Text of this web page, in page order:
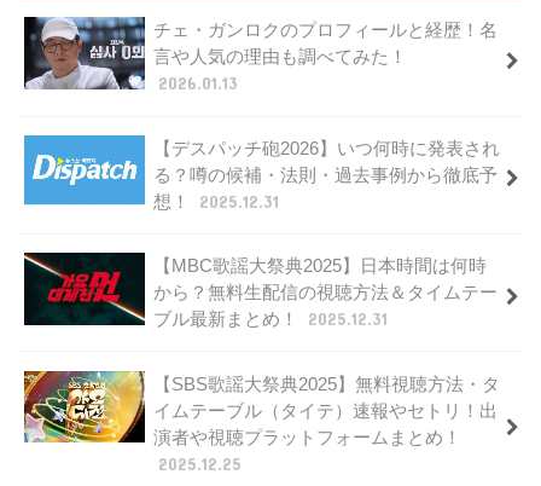
チェ・ガンロクのプロフィールと経歴！名
言や人気の理由も調べてみた！
2026.01.13
【デスパッチ砲2026】いつ何時に発表され
る？噂の候補・法則・過去事例から徹底予
想！
2025.12.31
【MBC歌謡大祭典2025】日本時間は何時
から？無料生配信の視聴方法＆タイムテー
ブル最新まとめ！
2025.12.31
【SBS歌謡大祭典2025】無料視聴方法・タ
イムテーブル（タイテ）速報やセトリ！出
演者や視聴プラットフォームまとめ！
2025.12.25